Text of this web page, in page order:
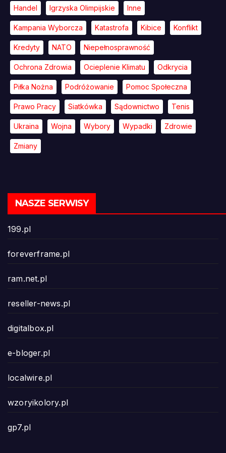
Handel Igrzyska Olimpijskie Inne
Kampania Wyborcza Katastrofa Kibice Konflikt
Kredyty NATO Niepełnosprawność
Ochrona Zdrowia Ocieplenie Klimatu Odkrycia
Piłka Nożna Podróżowanie Pomoc Społeczna
Prawo Pracy Siatkówka Sądownictwo Tenis
Ukraina Wojna Wybory Wypadki Zdrowie
Zmiany
NASZE SERWISY
199.pl
foreverframe.pl
ram.net.pl
reseller-news.pl
digitalbox.pl
e-bloger.pl
localwire.pl
wzoryikolory.pl
gp7.pl